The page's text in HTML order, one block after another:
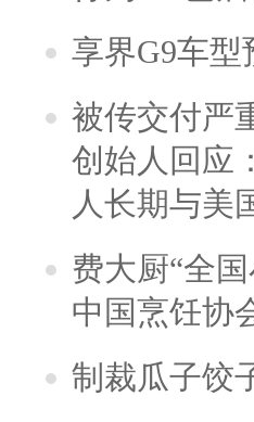
享界G9车型
被传交付严
创始人回应
人长期与美
费大厨“全
中国烹饪协
制裁瓜子饺